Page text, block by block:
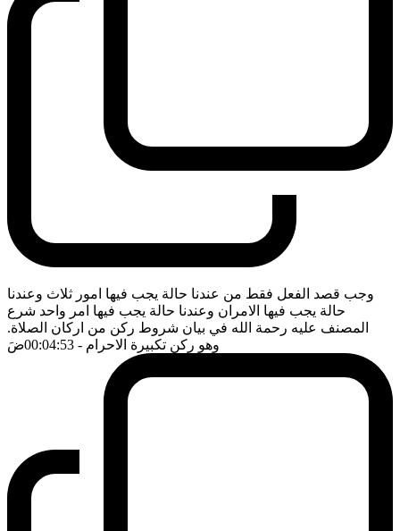
وجب قصد الفعل فقط من عندنا حالة يجب فيها امور ثلاث وعندنا
حالة يجب فيها الامران وعندنا حالة يجب فيها امر واحد شرع
المصنف عليه رحمة الله في بيان شروط ركن من اركان الصلاة.
وهو ركن تكبيرة الاحرام - 00:04:53 ضَ